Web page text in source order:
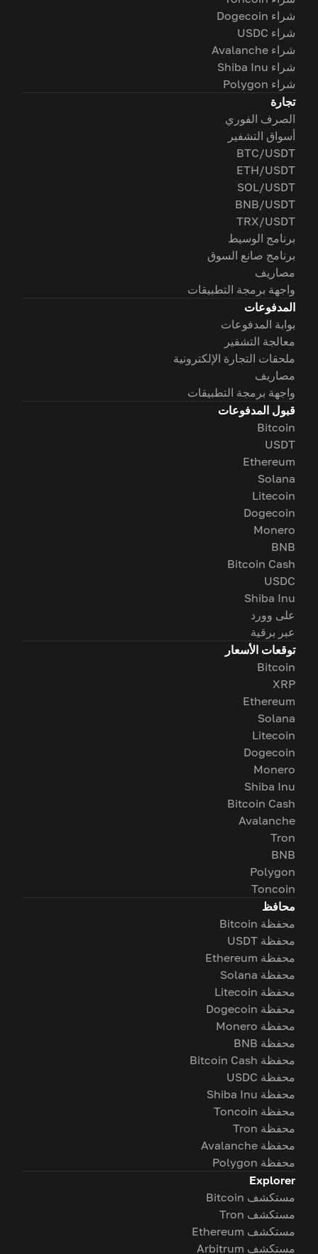
شراء Dogecoin
شراء USDC
شراء Avalanche
شراء Shiba Inu
شراء Polygon
تجارة
الصرف الفوري
أسواق التشفير
BTC/USDT
ETH/USDT
SOL/USDT
BNB/USDT
TRX/USDT
برنامج الوسيط
برنامج صانع السوق
مصاريف
واجهة برمجة التطبيقات
المدفوعات
بوابة المدفوعات
معالجة التشفير
ملحقات التجارة الإلكترونية
مصاريف
واجهة برمجة التطبيقات
قبول المدفوعات
Bitcoin
USDT
Ethereum
Solana
Litecoin
Dogecoin
Monero
BNB
Bitcoin Cash
USDC
Shiba Inu
على وورد
عبر برقية
توقعات الأسعار
Bitcoin
XRP
Ethereum
Solana
Litecoin
Dogecoin
Monero
Shiba Inu
Bitcoin Cash
Avalanche
Tron
BNB
Polygon
Toncoin
محافظ
محفظة Bitcoin
محفظة USDT
محفظة Ethereum
محفظة Solana
محفظة Litecoin
محفظة Dogecoin
محفظة Monero
محفظة BNB
محفظة Bitcoin Cash
محفظة USDC
محفظة Shiba Inu
محفظة Toncoin
محفظة Tron
محفظة Avalanche
محفظة Polygon
Explorer
مستكشف Bitcoin
مستكشف Tron
مستكشف Ethereum
مستكشف Arbitrum